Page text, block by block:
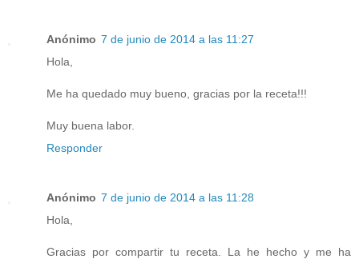
Anónimo 7 de junio de 2014 a las 11:27
Hola,
Me ha quedado muy bueno, gracias por la receta!!!
Muy buena labor.
Responder
Anónimo 7 de junio de 2014 a las 11:28
Hola,
Gracias por compartir tu receta. La he hecho y me ha